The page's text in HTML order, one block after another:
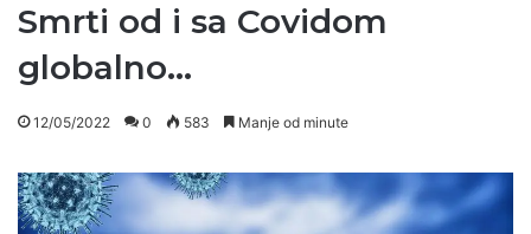
Smrti od i sa Covidom
globalno…
12/05/2022 0 583 Manje od minute